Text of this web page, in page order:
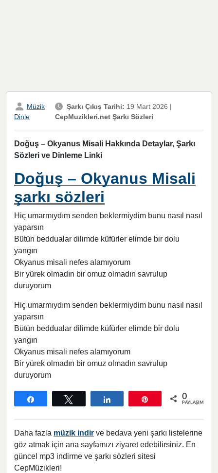
Müzik
Dinle
Şarkı Çıkış Tarihi: 19 Mart 2026 |
CepMuzikleri.net Şarkı Sözleri
Doğuş – Okyanus Misali Hakkında Detaylar, Şarkı
Sözleri ve Dinleme Linki
Doğuş – Okyanus Misali
şarkı sözleri
Hiç umarmıydım senden beklermiydim bunu nasıl nasıl
yaparsın
Bütün beddualar dilimde küfürler elimde bir dolu
yangın
Okyanus misali nefes alamıyorum
Bir yürek olmadın bir omuz olmadın savrulup
duruyorum
Hiç umarmıydım senden beklermiydim bunu nasıl nasıl
yaparsın
Bütün beddualar dilimde küfürler elimde bir dolu
yangın
Okyanus misali nefes alamıyorum
Bir yürek olmadın bir omuz olmadın savrulup
duruyorum
0
PAYLAŞIMLAR
Daha fazla müzik indir ve bedava yeni şarkı listelerine
göz atmak için ana sayfamızı ziyaret edebilirsiniz. En
güncel mp3 indirme ve şarkı sözleri sitesi
CepMüzikleri!